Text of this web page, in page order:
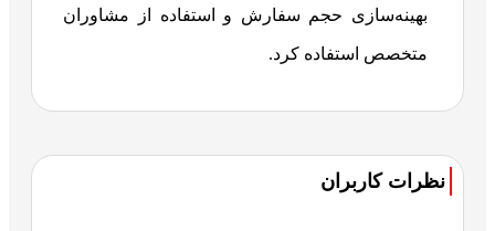
بهینه‌سازی حجم سفارش و استفاده از مشاوران
متخصص استفاده کرد.
نظرات کاربران